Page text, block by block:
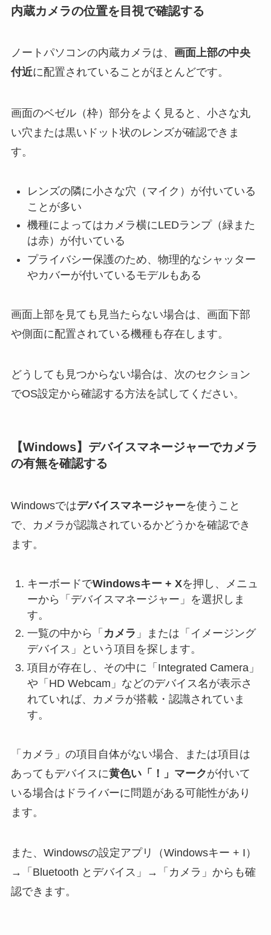
内蔵カメラの位置を目視で確認する
ノートパソコンの内蔵カメラは、 画面上部の中央
付近に配置されていることがほとんどです。
画面のベゼル（枠）部分をよく見ると、小さな丸
い穴または黒いドット状のレンズが確認できま
す。
レンズの隣に小さな穴（マイク）が付いている
ことが多い
機種によってはカメラ横にLEDランプ（緑また
は赤）が付いている
プライバシー保護のため、物理的なシャッター
やカバーが付いているモデルもある
画面上部を見ても見当たらない場合は、画面下部
や側面に配置されている機種も存在します。
どうしても見つからない場合は、次のセクション
でOS設定から確認する方法を試してください。
【Windows】デバイスマネージャーでカメラ
の有無を確認する
Windowsではデバイスマネージャーを使うこと
で、カメラが認識されているかどうかを確認でき
ます。
キーボードでWindowsキー + Xを押し、メニュ
ーから「デバイスマネージャー」を選択しま
す。
一覧の中から「 カメラ 」または「イメージング
デバイス」という項目を探します。
項目が存在し、その中に「Integrated Camera」
や「HD Webcam」などのデバイス名が表示さ
れていれば、カメラが搭載・認識されていま
す。
「カメラ」の項目自体がない場合、または項目は
あってもデバイスに黄色い「！」マークが付いて
いる場合はドライバーに問題がある可能性があり
ます。
また、Windowsの設定アプリ（Windowsキー + I）
→「Bluetooth とデバイス」→「カメラ」からも確
認できます。